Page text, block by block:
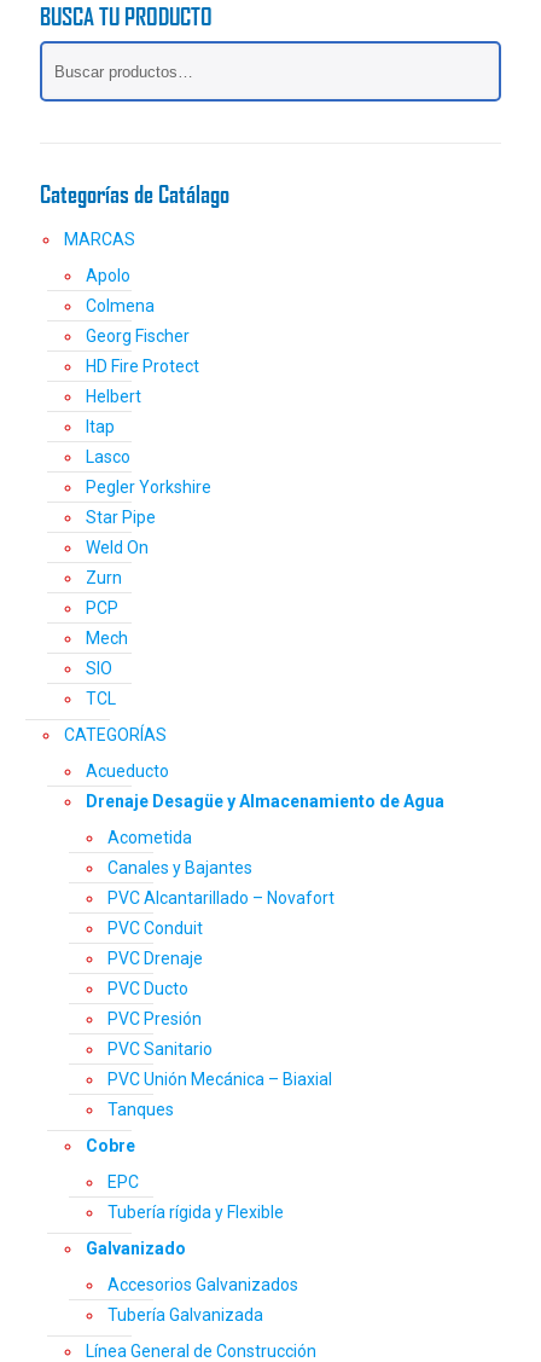
Las
opciones
página
producto
BUSCA TU PRODUCTO
Categorías de Catálago
MARCAS
Apolo
Colmena
Georg Fischer
HD Fire Protect
Helbert
Itap
Lasco
Pegler Yorkshire
Star Pipe
Weld On
Zurn
PCP
Mech
SIO
TCL
CATEGORÍAS
Acueducto
Drenaje Desagüe y Almacenamiento de Agua
Acometida
Canales y Bajantes
PVC Alcantarillado – Novafort
PVC Conduit
PVC Drenaje
PVC Ducto
PVC Presión
PVC Sanitario
PVC Unión Mecánica – Biaxial
Tanques
Cobre
EPC
Tubería rígida y Flexible
Galvanizado
Accesorios Galvanizados
Tubería Galvanizada
Línea General de Construcción